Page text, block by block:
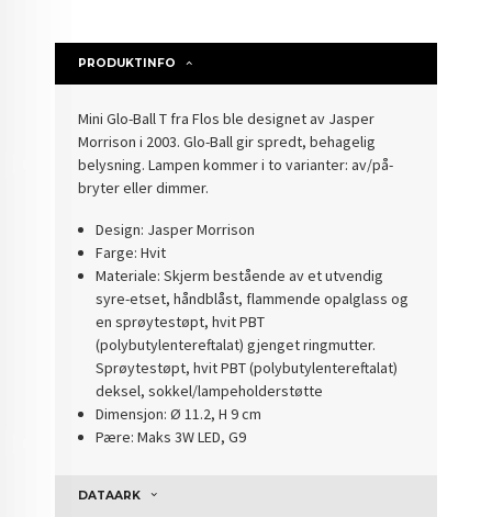
PRODUKTINFO
Mini Glo-Ball T fra Flos ble designet av Jasper
Morrison i 2003. Glo-Ball gir spredt, behagelig
belysning. Lampen kommer i to varianter: av/på-
bryter eller dimmer.
Design: Jasper Morrison
Farge: Hvit
Materiale: Skjerm bestående av et utvendig
syre-etset, håndblåst, flammende opalglass og
en sprøytestøpt, hvit PBT
(polybutylentereftalat) gjenget ringmutter.
Sprøytestøpt, hvit PBT (polybutylentereftalat)
deksel, sokkel/lampeholderstøtte
Dimensjon: Ø 11.2, H 9 cm
Pære: Maks 3W LED, G9
DATAARK